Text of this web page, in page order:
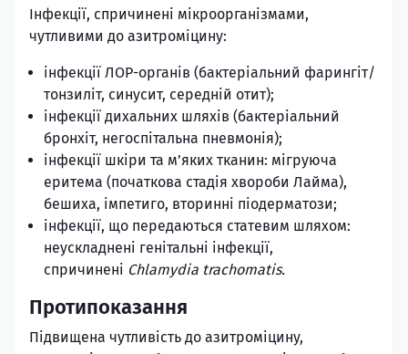
Інфекції, спричинені мікроорганізмами,
чутливими до азитроміцину:
інфекції ЛОР-органів (бактеріальний фарингіт/
тонзиліт, синусит, середній отит);
інфекції дихальних шляхів (бактеріальний
бронхіт, негоспітальна пневмонія);
інфекції шкіри та м’яких тканин: мігруюча
еритема (початкова стадія хвороби Лайма),
бешиха, імпетиго, вторинні піодерматози;
інфекції, що передаються статевим шляхом:
неускладнені генітальні інфекції,
спричинені Chlamydia trachomatis.
Протипоказання
Підвищена чутливість до азитроміцину,